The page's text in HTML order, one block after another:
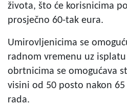
života, što će korisnicima
prosječno 60-tak eura.
Umirovljenicima se
radnom vremenu uz
obrtnicima se omogućava
visini od 50 posto nakon
rada.